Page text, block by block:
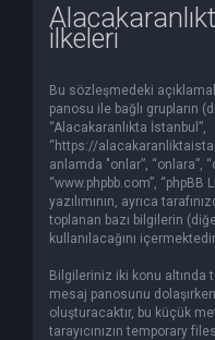
ilkeleri
Bu sözleşmedeki
panosu ile bağlı grupların
“Alacakaranlıkta İstanbul”,
“https://
anlamda "onlar”, “onlara”,
“www.phpbb.com”, “phpBB
yazılımının, ayrıca
toplanan bazı bilgilerin
kullanılacağını içermektedir.
Bilgileriniz iki konu altında
mesaj panosunu
oluşturacaktır, bu küçük
tarayıcınızın temporary